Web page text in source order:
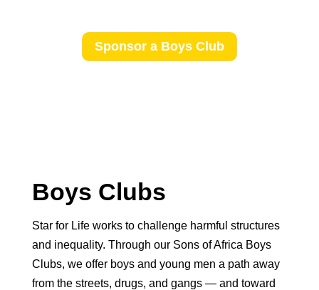
Sponsor a Boys Club
Boys Clubs
Star for Life works to challenge harmful structures
and inequality. Through our Sons of Africa Boys
Clubs, we offer boys and young men a path away
from the streets, drugs, and gangs — and toward